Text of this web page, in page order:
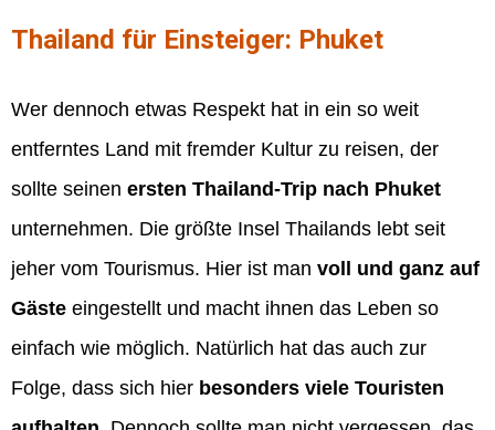
Thailand für Einsteiger: Phuket
Wer dennoch etwas Respekt hat in ein so weit
entferntes Land mit fremder Kultur zu reisen, der
sollte seinen ersten Thailand-Trip nach Phuket
unternehmen. Die größte Insel Thailands lebt seit
jeher vom Tourismus. Hier ist man voll und ganz auf
Gäste eingestellt und macht ihnen das Leben so
einfach wie möglich. Natürlich hat das auch zur
Folge, dass sich hier besonders viele Touristen